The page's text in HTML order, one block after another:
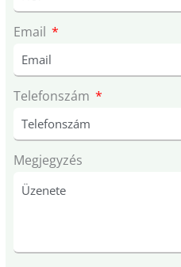
Email
Telefonszám
Megjegyzés